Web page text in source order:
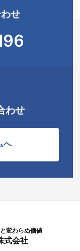
せ
わせ
へ
変わらぬ価値
式会社